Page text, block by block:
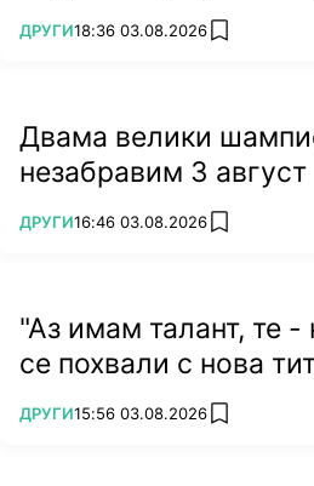
ПОВЕЧЕ ОТ
ДРУГИ18:36 03.08.2026 add favorites
Двама велики
незабравим 3 август
ПОВЕЧЕ ОТ
ДРУГИ16:46 03.08.2026 add favorites
"Аз имам талант, те
се похвали с нова
ПОВЕЧЕ ОТ
ДРУГИ15:56 03.08.2026 add favorites